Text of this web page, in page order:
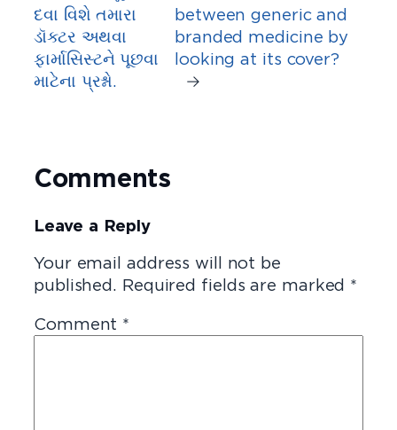
દવા વિશે તમારા
ડૉક્ટર અથવા
ફાર્માસિસ્ટને પૂછવા
માટેના પ્રશ્નો.
between generic and
branded medicine by
looking at its cover?
→
Comments
Leave a Reply
Your email address will not be
published. Required fields are marked *
Comment *